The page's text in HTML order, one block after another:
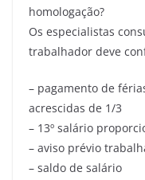
homologação?
Os especialistas
trabalhador deve
– pagamento de
acrescidas de 1/3
– 13º salário
– aviso prévio
– saldo de salário